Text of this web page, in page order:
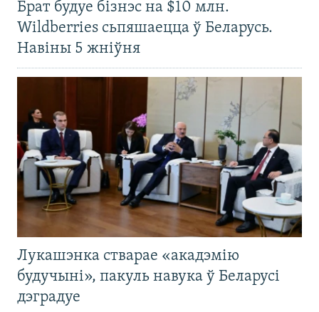
Брат будуе бізнэс на $10 млн.
Wildberries сьпяшаецца ў Беларусь.
Навіны 5 жніўня
Лукашэнка стварае «акадэмію
будучыні», пакуль навука ў Беларусі
дэградуе